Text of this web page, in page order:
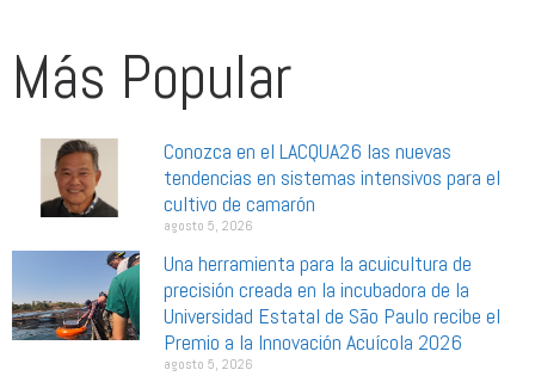
Más Popular
Conozca en el LACQUA26 las nuevas
tendencias en sistemas intensivos para el
cultivo de camarón
agosto 5, 2026
Una herramienta para la acuicultura de
precisión creada en la incubadora de la
Universidad Estatal de São Paulo recibe el
Premio a la Innovación Acuícola 2026
agosto 5, 2026